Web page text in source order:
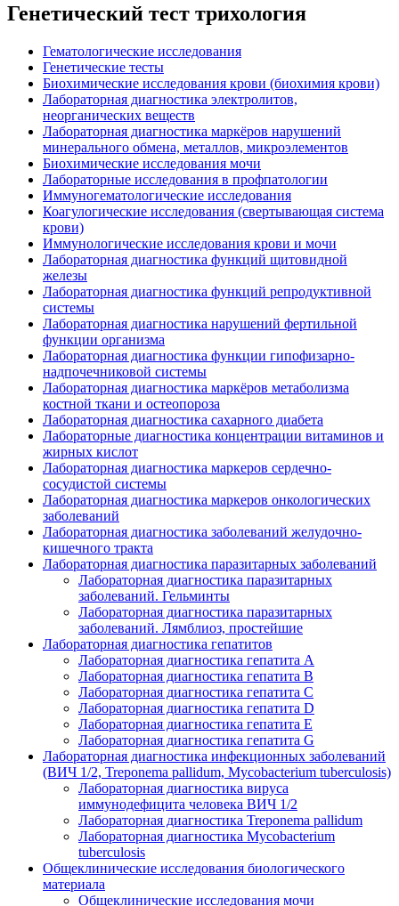
Генетический тест трихология
Гематологические исследования
Генетические тесты
Биохимические исследования крови (биохимия крови)
Лабораторная диагностика электролитов,
неорганических веществ
Лабораторная диагностика маркёров нарушений
минерального обмена, металлов, микроэлементов
Биохимические исследования мочи
Лабораторные исследования в профпатологии
Иммуногематологические исследования
Коагулогические исследования (свертывающая система
крови)
Иммунологические исследования крови и мочи
Лабораторная диагностика функций щитовидной
железы
Лабораторная диагностика функций репродуктивной
системы
Лабораторная диагностика нарушений фертильной
функции организма
Лабораторная диагностика функции гипофизарно-
надпочечниковой системы
Лабораторная диагностика маркёров метаболизма
костной ткани и остеопороза
Лабораторная диагностика сахарного диабета
Лабораторные диагностика концентрации витаминов и
жирных кислот
Лабораторная диагностика маркеров сердечно-
сосудистой системы
Лабораторная диагностика маркеров онкологических
заболеваний
Лабораторная диагностика заболеваний желудочно-
кишечного тракта
Лабораторная диагностика паразитарных заболеваний
Лабораторная диагностика паразитарных
заболеваний. Гельминты
Лабораторная диагностика паразитарных
заболеваний. Лямблиоз, простейшие
Лабораторная диагностика гепатитов
Лабораторная диагностика гепатита А
Лабораторная диагностика гепатита В
Лабораторная диагностика гепатита С
Лабораторная диагностика гепатита D
Лабораторная диагностика гепатита E
Лабораторная диагностика гепатита G
Лабораторная диагностика инфекционных заболеваний
(ВИЧ 1/2, Treponema pallidum, Mycobacterium tuberculosis)
Лабораторная диагностика вируса
иммунодефицита человека ВИЧ 1/2
Лабораторная диагностика Treponema pallidum
Лабораторная диагностика Mycobacterium
tuberculosis
Общеклинические исследования биологического
материала
Общеклинические исследования мочи